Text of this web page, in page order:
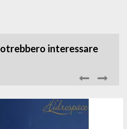
interessare